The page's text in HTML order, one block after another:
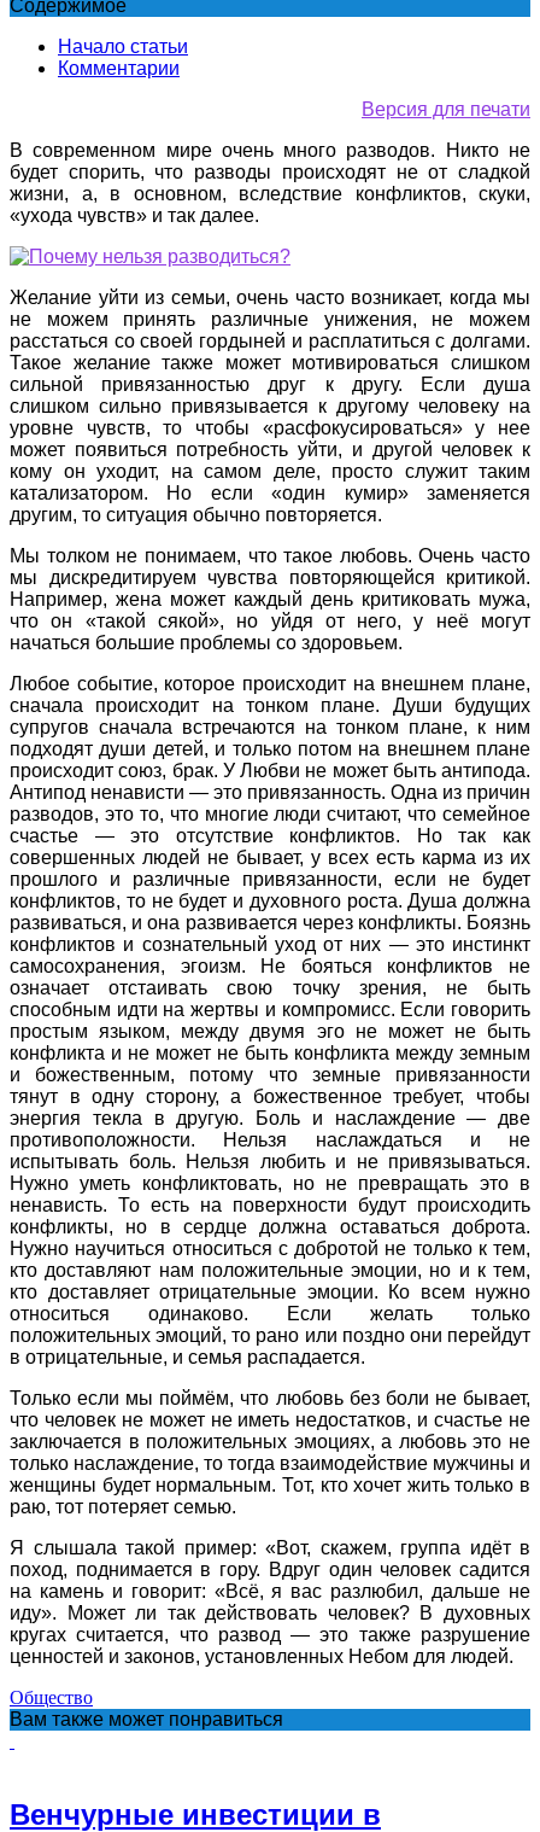
Содержимое
Начало статьи
Комментарии
Версия для печати
В современном мире очень много разводов. Никто не
будет спорить, что разводы происходят не от сладкой
жизни, а, в основном, вследствие конфликтов, скуки,
«ухода чувств» и так далее.
Желание уйти из семьи, очень часто возникает, когда мы
не можем принять различные унижения, не можем
расстаться со своей гордыней и расплатиться с долгами.
Такое желание также может мотивироваться слишком
сильной привязанностью друг к другу. Если душа
слишком сильно привязывается к другому человеку на
уровне чувств, то чтобы «расфокусироваться» у нее
может появиться потребность уйти, и другой человек к
кому он уходит, на самом деле, просто служит таким
катализатором. Но если «один кумир» заменяется
другим, то ситуация обычно повторяется.
Мы толком не понимаем, что такое любовь. Очень часто
мы дискредитируем чувства повторяющейся критикой.
Например, жена может каждый день критиковать мужа,
что он «такой сякой», но уйдя от него, у неё могут
начаться большие проблемы со здоровьем.
Любое событие, которое происходит на внешнем плане,
сначала происходит на тонком плане. Души будущих
супругов сначала встречаются на тонком плане, к ним
подходят души детей, и только потом на внешнем плане
происходит союз, брак. У Любви не может быть антипода.
Антипод ненависти — это привязанность. Одна из причин
разводов, это то, что многие люди считают, что семейное
счастье — это отсутствие конфликтов. Но так как
совершенных людей не бывает, у всех есть карма из их
прошлого и различные привязанности, если не будет
конфликтов, то не будет и духовного роста. Душа должна
развиваться, и она развивается через конфликты. Боязнь
конфликтов и сознательный уход от них — это инстинкт
самосохранения, эгоизм. Не бояться конфликтов не
означает отстаивать свою точку зрения, не быть
способным идти на жертвы и компромисс. Если говорить
простым языком, между двумя эго не может не быть
конфликта и не может не быть конфликта между земным
и божественным, потому что земные привязанности
тянут в одну сторону, а божественное требует, чтобы
энергия текла в другую. Боль и наслаждение — две
противоположности. Нельзя наслаждаться и не
испытывать боль. Нельзя любить и не привязываться.
Нужно уметь конфликтовать, но не превращать это в
ненависть. То есть на поверхности будут происходить
конфликты, но в сердце должна оставаться доброта.
Нужно научиться относиться с добротой не только к тем,
кто доставляют нам положительные эмоции, но и к тем,
кто доставляет отрицательные эмоции. Ко всем нужно
относиться одинаково. Если желать только
положительных эмоций, то рано или поздно они перейдут
в отрицательные, и семья распадается.
Только если мы поймём, что любовь без боли не бывает,
что человек не может не иметь недостатков, и счастье не
заключается в положительных эмоциях, а любовь это не
только наслаждение, то тогда взаимодействие мужчины и
женщины будет нормальным. Тот, кто хочет жить только в
раю, тот потеряет семью.
Я слышала такой пример: «Вот, скажем, группа идёт в
поход, поднимается в гору. Вдруг один человек садится
на камень и говорит: «Всё, я вас разлюбил, дальше не
иду». Может ли так действовать человек? В духовных
кругах считается, что развод — это также разрушение
ценностей и законов, установленных Небом для людей.
Общество
Вам также может понравиться
Венчурные инвестиции в